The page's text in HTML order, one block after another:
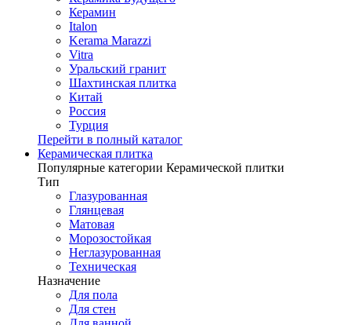
Керамин
Italon
Kerama Marazzi
Vitra
Уральский гранит
Шахтинская плитка
Китай
Россия
Турция
Перейти в полный каталог
Керамическая плитка
Популярные категории Керамической плитки
Тип
Глазурованная
Глянцевая
Матовая
Морозостойкая
Неглазурованная
Техническая
Назначение
Для пола
Для стен